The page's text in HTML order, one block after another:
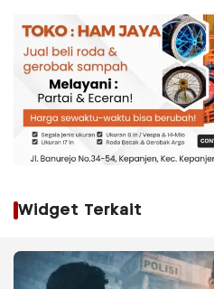
Widget Terkait